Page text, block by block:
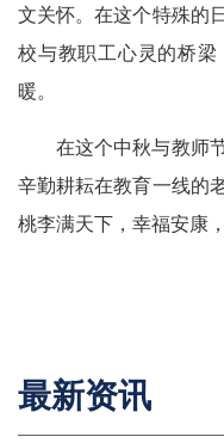
文关怀。在这个特殊的
校与教职工心灵的桥
暖。
在这个中秋与教师
辛勤耕耘在教育一线的
桃李满天下，幸福安康
最新资讯